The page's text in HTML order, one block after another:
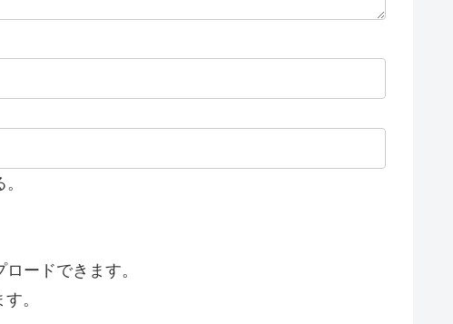
ロードできます。
。